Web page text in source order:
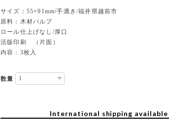
サイズ：55×91mm/手漉き/福井県越前市
原料：木材パルプ
ロール仕上げなし/厚口
活版印刷 （片面）
内容：3枚入
数量
International shipping available